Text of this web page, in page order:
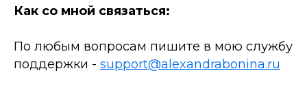
Как со мной связаться:
По любым вопросам пишите в мою службу
поддержки - support@alexandrabonina.ru